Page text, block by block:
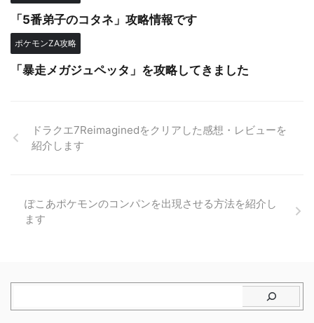
「5番弟子のコタネ」攻略情報です
ポケモンZA攻略
「暴走メガジュペッタ」を攻略してきました
ドラクエ7Reimaginedをクリアした感想・レビューを
紹介します
ぽこあポケモンのコンパンを出現させる方法を紹介し
ます